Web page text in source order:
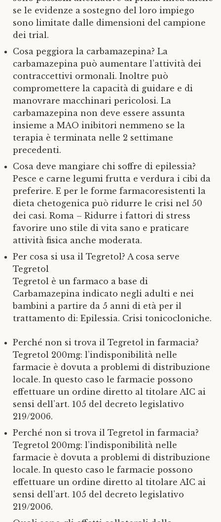
se le evidenze a sostegno del loro impiego
sono limitate dalle dimensioni del campione
dei trial.
Cosa peggiora la carbamazepina? La
carbamazepina può aumentare l’attività dei
contraccettivi ormonali. Inoltre può
compromettere la capacità di guidare e di
manovrare macchinari pericolosi. La
carbamazepina non deve essere assunta
insieme a MAO inibitori nemmeno se la
terapia è terminata nelle 2 settimane
precedenti.
Cosa deve mangiare chi soffre di epilessia?
Pesce e carne legumi frutta e verdura i cibi da
preferire. E per le forme farmacoresistenti la
dieta chetogenica può ridurre le crisi nel 50
dei casi. Roma – Ridurre i fattori di stress
favorire uno stile di vita sano e praticare
attività fisica anche moderata.
Per cosa si usa il Tegretol? A cosa serve
Tegretol
Tegretol è un farmaco a base di
Carbamazepina indicato negli adulti e nei
bambini a partire da 5 anni di età per il
trattamento di: Epilessia. Crisi tonicocloniche.
Perché non si trova il Tegretol in farmacia?
Tegretol 200mg: l’indisponibilità nelle
farmacie è dovuta a problemi di distribuzione
locale. In questo caso le farmacie possono
effettuare un ordine diretto al titolare AIC ai
sensi dell’art. 105 del decreto legislativo
219/2006.
Perché non si trova il Tegretol in farmacia?
Tegretol 200mg: l’indisponibilità nelle
farmacie è dovuta a problemi di distribuzione
locale. In questo caso le farmacie possono
effettuare un ordine diretto al titolare AIC ai
sensi dell’art. 105 del decreto legislativo
219/2006.